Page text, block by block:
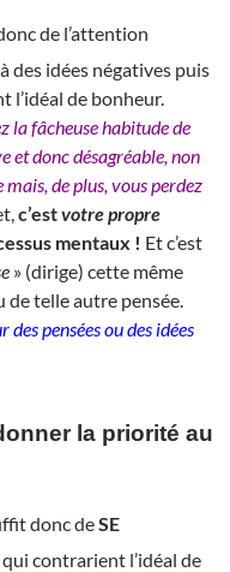
de l’attention
des idées négatives puis
l’idéal de bonheur.
la fâcheuse habitude de
et donc désagréable, non
de plus, vous perdez
c’estvotre propre
mentaux ! Et c’est
» (dirige) cette même
telle autre pensée.
des pensées ou des idées
la priorité au
donc deSE
contrarient l’idéal de